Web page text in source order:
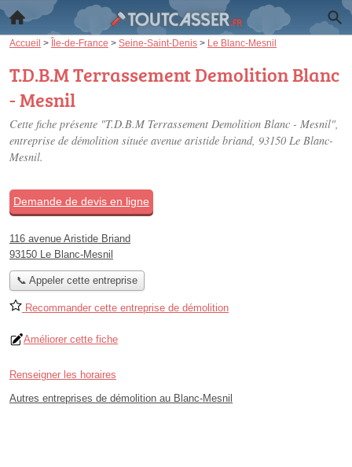
Accueil > Île-de-France > Seine-Saint-Denis > Le Blanc-Mesnil
T.D.B.M Terrassement Demolition Blanc
- Mesnil
Cette fiche présente "T.D.B.M Terrassement Demolition Blanc - Mesnil",
entreprise de démolition située avenue aristide briand, 93150 Le Blanc-
Mesnil.
Demande de devis en ligne
116 avenue Aristide Briand
93150 Le Blanc-Mesnil
📞 Appeler cette entreprise
Recommander cette entreprise de démolition
Améliorer cette fiche
Renseigner les horaires
Autres entreprises de démolition au Blanc-Mesnil